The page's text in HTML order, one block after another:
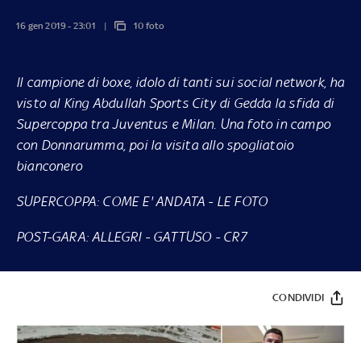
16 gen 2019 - 23:01 10 foto
Il campione di boxe, idolo di tanti sui social network, ha
visto al King Abdullah Sports City di Gedda la sfida di
Supercoppa tra Juventus e Milan. Una foto in campo
con Donnarumma, poi la visita allo spogliatoio
bianconero
SUPERCOPPA: COME E' ANDATA - LE FOTO
POST-GARA:ALLEGRI - GATTUSO - CR7
CONDIVIDI